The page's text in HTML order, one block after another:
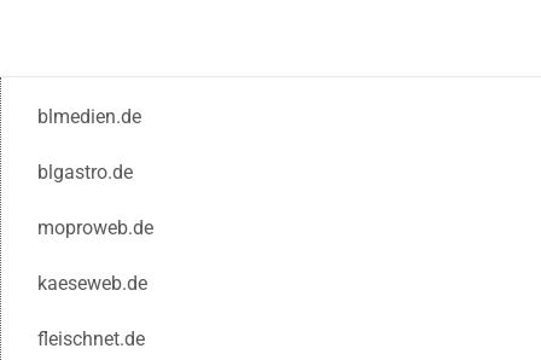
blmedien.de
blgastro.de
moproweb.de
kaeseweb.de
fleischnet.de